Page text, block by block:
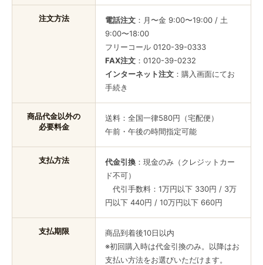
注文方法 電話注文 ：月〜金 9:00〜19:00 / 土
9:00〜18:00
フリーコール 0120-39-0333
FAX注文 ：0120-39-0232
インターネット注文 ：購入画面にてお
手続き
商品代金以外の
必要料金
送料：全国一律580円（宅配便）
午前・午後の時間指定可能
支払方法 代金引換 ：現金のみ（クレジットカー
ド不可）
代引手数料：1万円以下 330円 / 3万
円以下 440円 / 10万円以下 660円
支払期限
商品到着後10日以内
※初回購入時は代金引換のみ。以降はお
支払い方法をお選びいただけます。